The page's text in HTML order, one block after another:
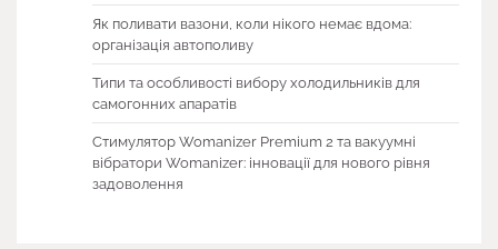
Як поливати вазони, коли нікого немає вдома:
організація автополиву
Типи та особливості вибору холодильників для
самогонних апаратів
Стимулятор Womanizer Premium 2 та вакуумні
вібратори Womanizer: інновації для нового рівня
задоволення